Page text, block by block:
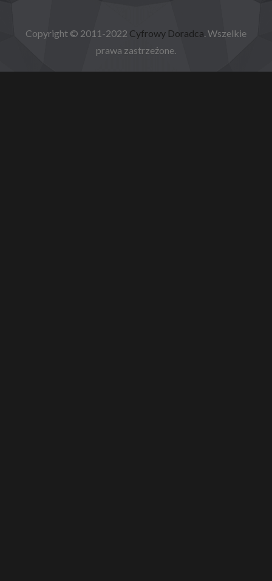
Copyright © 2011-2022 Cyfrowy Doradca. Wszelkie
prawa zastrzeżone.